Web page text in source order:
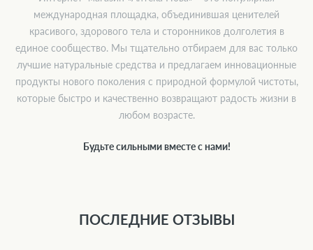
международная площадка, объединившая ценителей
красивого, здорового тела и сторонников долголетия в
единое сообщество. Мы тщательно отбираем для вас только
лучшие натуральные средства и предлагаем инновационные
продукты нового поколения с природной формулой чистоты,
которые быстро и качественно возвращают радость жизни в
любом возрасте.
Будьте сильными вместе с нами!
ПОСЛЕДНИЕ ОТЗЫВЫ